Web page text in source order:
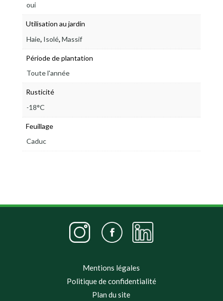
oui
Utilisation au jardin
Haie, Isolé, Massif
Période de plantation
Toute l'année
Rusticité
-18°C
Feuillage
Caduc
Mentions légales
Politique de confidentialité
Plan du site